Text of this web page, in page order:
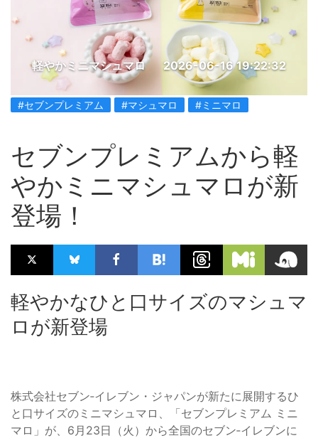
軽やかミニマシュマロ 2026-06-16 19:22:32
#セブンプレミアム #マシュマロ #ミニマロ
セブンプレミアムから軽
やかミニマシュマロが新
登場！
軽やかなひと口サイズのマシュマ
ロが新登場
株式会社セブン‐イレブン・ジャパンが新たに展開するひ
と口サイズのミニマシュマロ、「セブンプレミアム ミニ
マロ」が、6月23日（火）から全国のセブン‐イレブンに